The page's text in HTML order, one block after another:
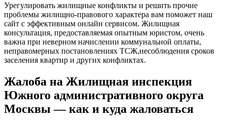
Урегулировать жилищные конфликты и решить прочие
проблемы жилищно-правового характера вам поможет наш
сайт с эффективным онлайн сервисом. Жилищная
консультация, предоставляемая опытным юристом, очень
важна при неверном начислении коммунальной оплаты,
неправомерных постановлениях ТСЖ,несоблюдения сроков
заселения квартир и других конфликтах.
Жалоба на Жилищная инспекция
Южного административного округа
Москвы — как и куда жаловаться